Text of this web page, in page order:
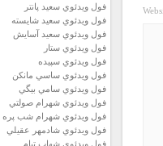
فول ويدئوي سعيد پانتر
فول ويدئوي سعيد شايسته
فول ويدئوي سعيد آسايش
فول ويدئوي ستار
فول ويدئوي سپيده
فول ويدئوي ساسي مانكن
فول ويدئوي سامي بيگي
فول ويدئوي شهرام صولتي
فول ويدئوي شهرام شب پره
فول ويدئوي شادمهر عقيلي
فول ويدئوي شهاب تيام